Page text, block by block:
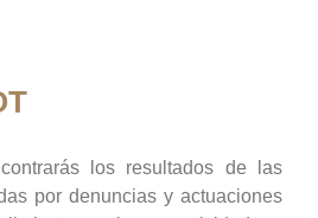
los resultados de las
por denuncias y actuaciones